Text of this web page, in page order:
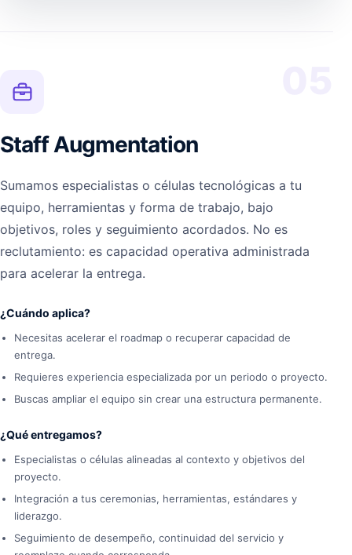
Staff Augmentation
Sumamos especialistas o células tecnológicas a tu
equipo, herramientas y forma de trabajo, bajo
objetivos, roles y seguimiento acordados. No es
reclutamiento: es capacidad operativa administrada
para acelerar la entrega.
¿Cuándo aplica?
Necesitas acelerar el roadmap o recuperar capacidad de
entrega.
Requieres experiencia especializada por un periodo o proyecto.
Buscas ampliar el equipo sin crear una estructura permanente.
¿Qué entregamos?
Especialistas o células alineadas al contexto y objetivos del
proyecto.
Integración a tus ceremonias, herramientas, estándares y
liderazgo.
Seguimiento de desempeño, continuidad del servicio y